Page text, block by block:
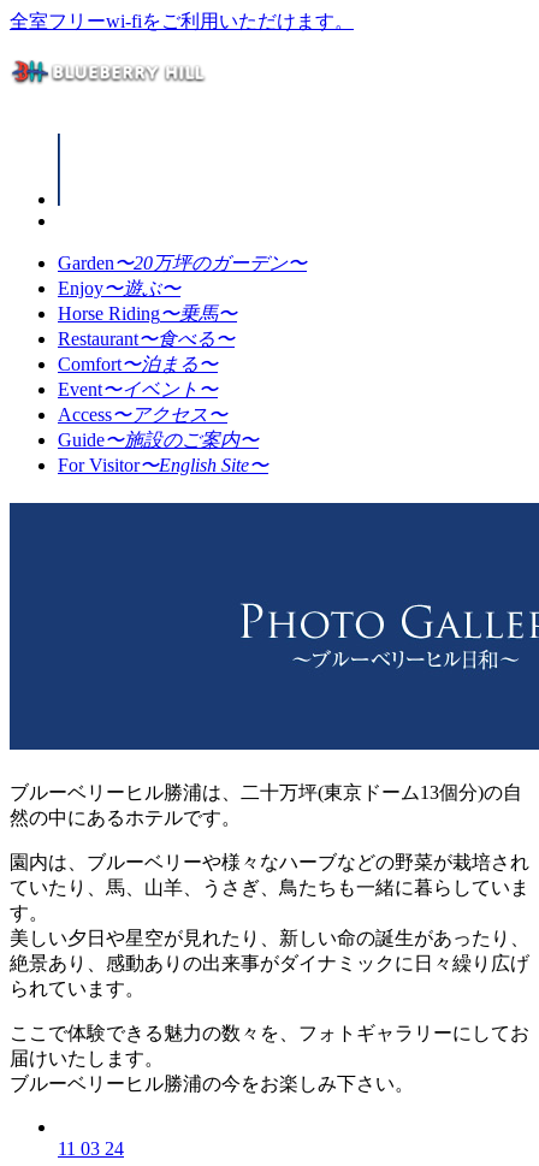
全室フリーwi-fiをご利用いただけます。
Garden〜20万坪のガーデン〜
Enjoy〜遊ぶ〜
Horse Riding〜乗馬〜
Restaurant〜食べる〜
Comfort〜泊まる〜
Event〜イベント〜
Access〜アクセス〜
Guide〜施設のご案内〜
For Visitor〜English Site〜
ブルーベリーヒル勝浦は、二十万坪(東京ドーム13個分)の自
然の中にあるホテルです。
園内は、ブルーベリーや様々なハーブなどの野菜が栽培され
ていたり、馬、山羊、うさぎ、鳥たちも一緒に暮らしていま
す。
美しい夕日や星空が見れたり、新しい命の誕生があったり、
絶景あり、感動ありの出来事がダイナミックに日々繰り広げ
られています。
ここで体験できる魅力の数々を、フォトギャラリーにしてお
届けいたします。
ブルーベリーヒル勝浦の今をお楽しみ下さい。
11 03 24